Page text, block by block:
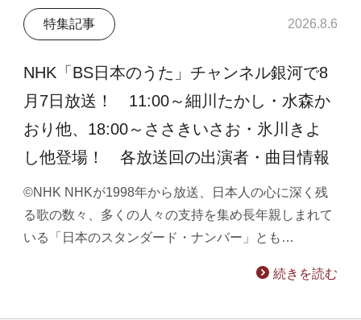
特集記事 2026.8.6
NHK「BS日本のうた」チャンネル銀河で8
月7日放送！ 11:00～細川たかし・水森か
おり他、18:00～ささきいさお・氷川きよ
し他登場！ 各放送回の出演者・曲目情報
©NHK NHKが1998年から放送、日本人の心に深く残
る歌の数々、多くの人々の支持を集め長年親しまれて
いる「日本のスタンダード・ナンバー」とも…
続きを読む